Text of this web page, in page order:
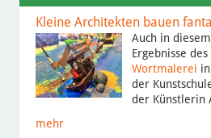
Kleine Architekten bauen
Auch in
Ergebnisse des
Wortmalerei
der
der Künstlerin
mehr